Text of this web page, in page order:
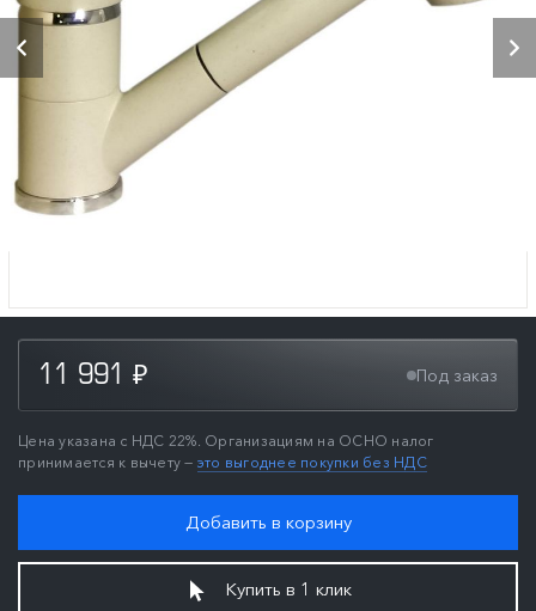
11 991 ₽ Под заказ
Цена указана с НДС 22%. Организациям на ОСНО налог
принимается к вычету — это выгоднее покупки без НДС
Добавить в корзину
Купить в 1 клик